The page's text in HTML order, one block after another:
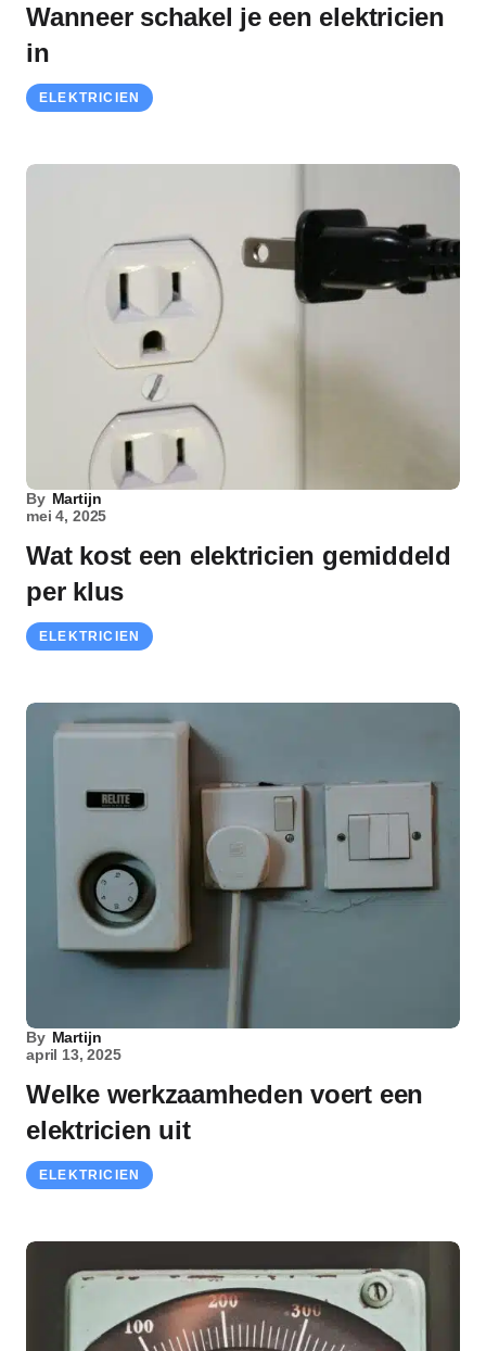
Wanneer schakel je een elektricien
in
ELEKTRICIEN
By Martijn
mei 4, 2025
Wat kost een elektricien gemiddeld
per klus
ELEKTRICIEN
By Martijn
april 13, 2025
Welke werkzaamheden voert een
elektricien uit
ELEKTRICIEN